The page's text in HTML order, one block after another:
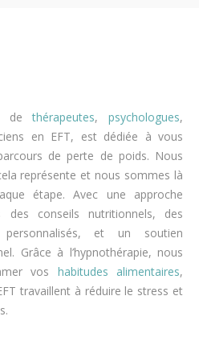
dethérapeutes,psychologues,
en EFT, est dédiée à vous
de perte de poids. Nous
représente et nous sommes là
étape. Avec une approche
des conseils nutritionnels, des
personnalisés, et un soutien
Grâce à l’hypnothérapie, nous
vos habitudes alimentaires,
travaillent à réduire le stress et